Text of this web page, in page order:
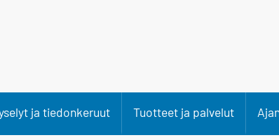
ja tiedonkeruut Tuotteet ja palvelut